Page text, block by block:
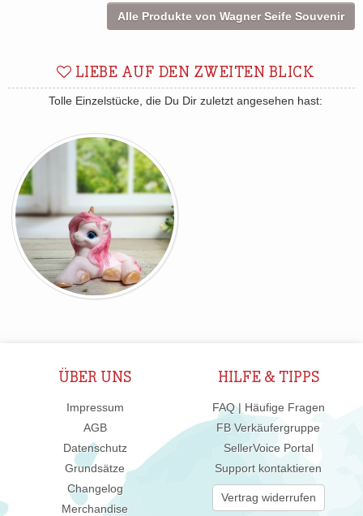
Alle Produkte von Wagner Seife Souvenir
LIEBE AUF DEN ZWEITEN BLICK
Tolle Einzelstücke, die Du Dir zuletzt angesehen hast:
ÜBER UNS
Impressum
AGB
Datenschutz
Grundsätze
Changelog
Merchandise
HILFE & TIPPS
FAQ | Häufige Fragen
FB Verkäufergruppe
SellerVoice Portal
Support kontaktieren
Vertrag widerrufen